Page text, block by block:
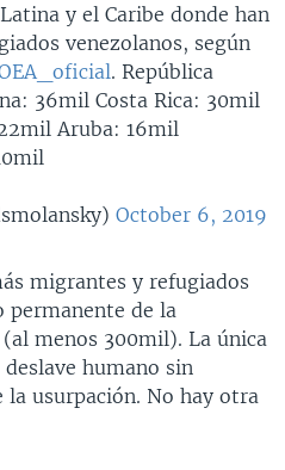
y el Caribe donde han
venezolanos, según
. República
36mil Costa Rica: 30mil
Aruba: 16mil
October 6, 2019
migrantes y refugiados
permanente de la
(al menos 300mil). La única
humano sin
la usurpación. No hay otra